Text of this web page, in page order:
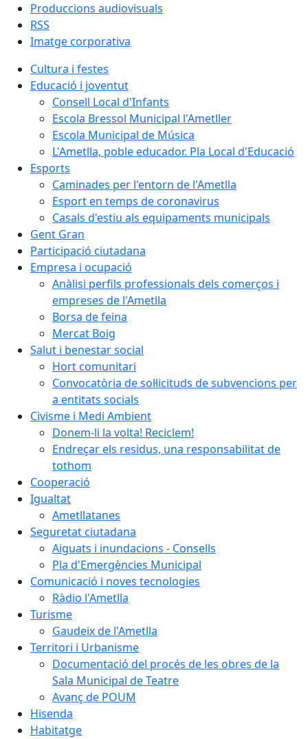
Produccions audiovisuals
RSS
Imatge corporativa
Cultura i festes
Educació i joventut
Consell Local d'Infants
Escola Bressol Municipal l'Ametller
Escola Municipal de Música
L'Ametlla, poble educador. Pla Local d'Educació
Esports
Caminades per l'entorn de l'Ametlla
Esport en temps de coronavirus
Casals d'estiu als equipaments municipals
Gent Gran
Participació ciutadana
Empresa i ocupació
Anàlisi perfils professionals dels comerços i
empreses de l'Ametlla
Borsa de feina
Mercat Boig
Salut i benestar social
Hort comunitari
Convocatòria de sol·licituds de subvencions per
a entitats socials
Civisme i Medi Ambient
Donem-li la volta! Reciclem!
Endreçar els residus, una responsabilitat de
tothom
Cooperació
Igualtat
Ametllatanes
Seguretat ciutadana
Aiguats i inundacions - Consells
Pla d'Emergències Municipal
Comunicació i noves tecnologies
Ràdio l'Ametlla
Turisme
Gaudeix de l'Ametlla
Territori i Urbanisme
Documentació del procés de les obres de la
Sala Municipal de Teatre
Avanç de POUM
Hisenda
Habitatge